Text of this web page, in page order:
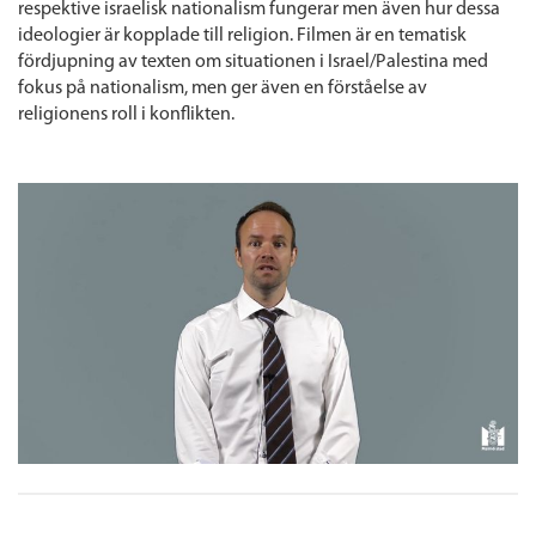
respektive israelisk nationalism fungerar men även hur dessa
ideologier är kopplade till religion. Filmen är en tematisk
fördjupning av texten om situationen i Israel/Palestina med
fokus på nationalism, men ger även en förståelse av
religionens roll i konflikten.